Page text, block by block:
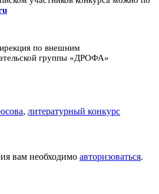
по внешним
группы «ДРОФА»
, литературный конкурс
вам необходимо авторизоваться.